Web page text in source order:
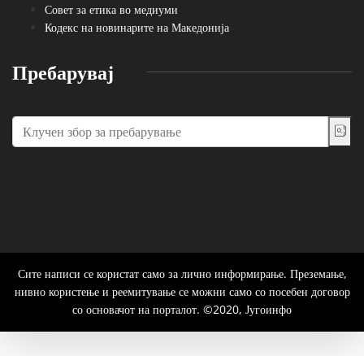
Совет за етика во медиуми
Кодекс на новинарите на Македонија
Пребарувај
Сите написи се користат само за лично информирање. Преземање,
нивно користење и реемитување се можни само со посебен договор
со основачот на порталот. ©2020, Југоинфо